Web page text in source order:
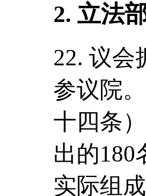
2. 立法
22. 议会
参议院
十四条
出的180
实际组